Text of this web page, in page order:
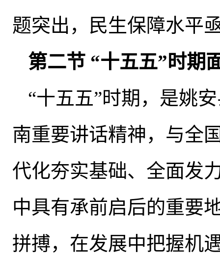
题突出 ，
民生保障水平
第二节 “十五五”时期
“十五五”时期 ， 是姚
南重要讲话精神，与全
代化夯实基础、全面发
中具有承前启后的重要
拼搏， 在发展中把握机